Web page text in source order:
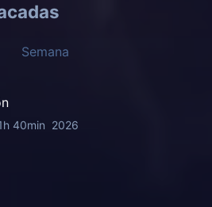
Semana
40min 2026